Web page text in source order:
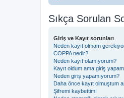
Sıkça Sorulan
Giriş ve Kayıt sorunları
Neden kayıt olmam
COPPA nedir?
Neden kayıt olamıyorum?
Kayıt oldum ama giriş
Neden giriş yapamıyorum?
Daha önce kayıt olmuştum
Şifremi kaybettim!